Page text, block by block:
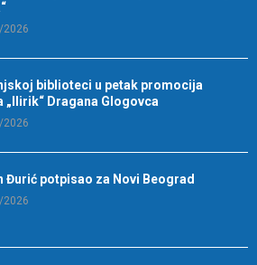
2026
biblioteci u petak promocija
„Ilirik“ Dragana Glogovca
2026
Đurić potpisao za Novi Beograd
2026